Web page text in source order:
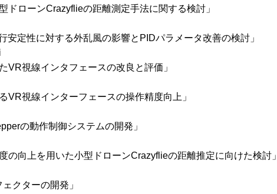
ドローンCrazyflieの距離測定手法に関する検討」
安定性に対する外乱風の影響とPIDパラメータ改善の検討」
VR視線インタフェースの改良と評価」
VR視線インターフェースの操作精度向上」
の動作制御システムの開発」
の向上を用いた小型ドローンCrazyflieの距離推定に向けた検討」
クターの開発」